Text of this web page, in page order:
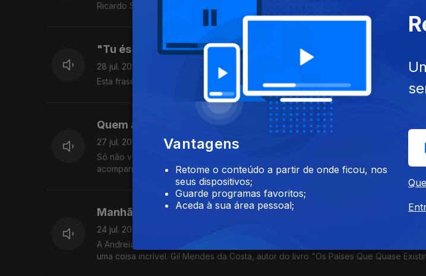
Ricardo Sérgio faz uma visita para nos pôr a par das estreias do mês de agosto.
"Tu és o Ulisses da javardice gastronómica"
28 jul. 2026
Esta frase foi dita neste programa, tenho a certeza. Outras metáforas foram feitas.
Quem adiante não olha, atrás fica.
27 jul. 2026
Só não vê quem não quer: isto hoje foi sobre séries e o eclipse solar de 12 de
acompanhar tudo isto.
Manhãs geográficas
24 jul. 2026
A Andreia e o Alexandre descobriram uma biblioteca que fica tanto nos EUA como
uma coisa incrível. Gil Mendes da Costa, autor do livro "Os Países Que Quase
Vantagens
Retome o conteúdo a partir de onde ficou, nos
seus dispositivos;
Guarde programas favoritos;
Aceda à sua área pessoal;